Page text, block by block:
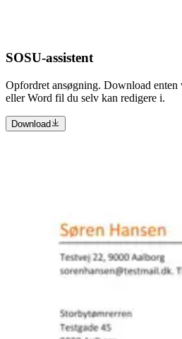
SOSU-assistent
Opfordret ansøgning. Download enten
eller Word fil du selv kan redigere i.
Download